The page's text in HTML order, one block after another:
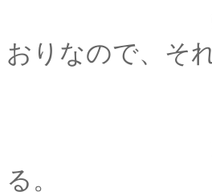
剣心は言葉
おりなので、そ
薫は、凍っ
る。